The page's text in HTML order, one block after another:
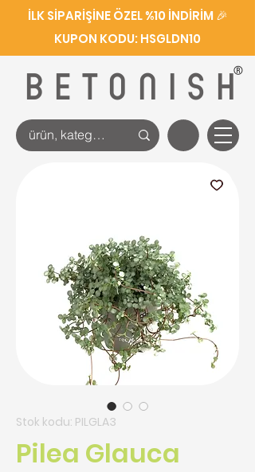
BETONISH
®
İLK SİPARİŞİNE ÖZEL %10 İNDİRİM 🎉
KUPON KODU: HSGLDN10
Stok kodu: PILGLA3
Pilea Glauca